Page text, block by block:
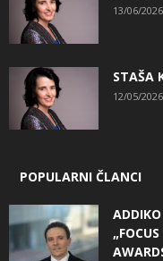
13/06/2026
STAŠA
12/05/2026
POPULARNI ČLANCI